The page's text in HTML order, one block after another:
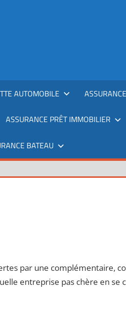
AUTOMOBILE
ASSURANCE PRÊT IMMOBILIER
BATEAU
par une complémentaire,
entreprise pas chère en se